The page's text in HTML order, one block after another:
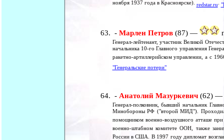
ноября 1937 года в Красноярске). redstar.ru.
- Марлен Петров (87) —
Генерал-лейтенант, участник Великой
начальника 10-го Главного управления
ракетно-артиллерийском управлении, а с
"Генеральские потери"
- Анатолий Мазуркевич (62) —
Генерал-полковник, бывший начальник
Минобороны РФ ("второй МИД"). Проходил
помощником военно-воздушного атташе
военно-штабном комитете ООН, также
России в США. В 1997 году дипломат